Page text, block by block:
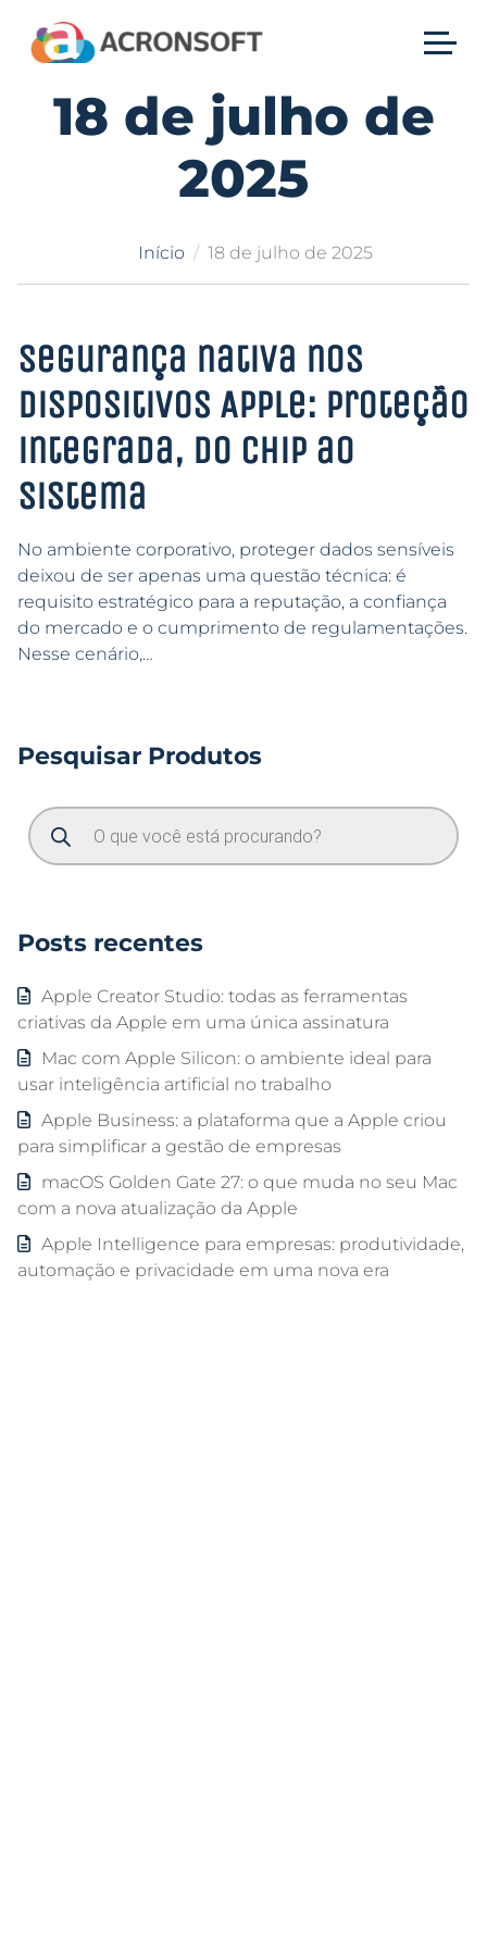
18 de julho de
2025
Início 18 de julho de 2025
Segurança nativa nos
dispositivos Apple: proteção
integrada, do chip ao
sistema
No ambiente corporativo, proteger dados sensíveis
deixou de ser apenas uma questão técnica: é
requisito estratégico para a reputação, a confiança
do mercado e o cumprimento de regulamentações.
Nesse cenário,…
Pesquisar Produtos
Posts recentes
Apple Creator Studio: todas as ferramentas
criativas da Apple em uma única assinatura
Mac com Apple Silicon: o ambiente ideal para
usar inteligência artificial no trabalho
Apple Business: a plataforma que a Apple criou
para simplificar a gestão de empresas
macOS Golden Gate 27: o que muda no seu Mac
com a nova atualização da Apple
Apple Intelligence para empresas: produtividade,
automação e privacidade em uma nova era